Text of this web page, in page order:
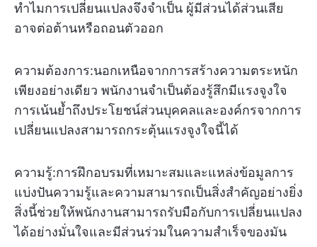
ทำไมการเปลี่ยนแปลงจึงจำเป็น ผู้มีส่วนได้ส่วนเสีย
อาจต่อต้านหรือถอนตัวออก
ความต้องการ:นอกเหนือจากการสร้างความตระหนัก
เพียงอย่างเดียว พนักงานจำเป็นต้องรู้สึกมีแรงจูงใจ
การเน้นย้ำถึงประโยชน์ส่วนบุคคลและองค์กรจากการ
เปลี่ยนแปลงสามารถกระตุ้นแรงจูงใจนี้ได้
ความรู้:การฝึกอบรมที่เหมาะสมและแหล่งข้อมูลการ
แบ่งปันความรู้และความสามารถเป็นสิ่งสำคัญอย่างยิ่ง
สิ่งนี้ช่วยให้พนักงานสามารถรับมือกับการเปลี่ยนแปลง
ได้อย่างมั่นใจและมีส่วนร่วมในความสำเร็จของมัน